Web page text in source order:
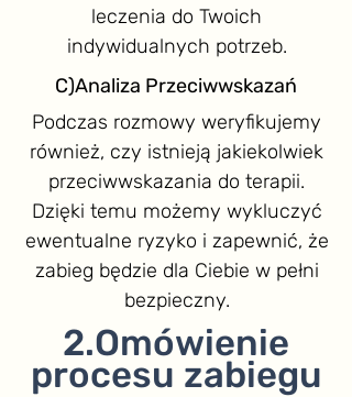
leczenia do Twoich
indywidualnych potrzeb.
C)Analiza Przeciwwskazań
Podczas rozmowy weryfikujemy
również, czy istnieją jakiekolwiek
przeciwwskazania do terapii.
Dzięki temu możemy wykluczyć
ewentualne ryzyko i zapewnić, że
zabieg będzie dla Ciebie w pełni
bezpieczny.
2.Omówienie
procesu zabiegu